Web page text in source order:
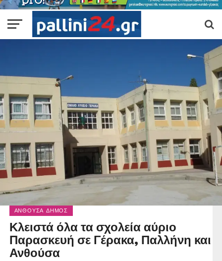
ΑΝΘΟΎΣΑ ΔΉΜΟΣ
Κλειστά όλα τα σχολεία αύριο
Παρασκευή σε Γέρακα, Παλλήνη και
Ανθούσα